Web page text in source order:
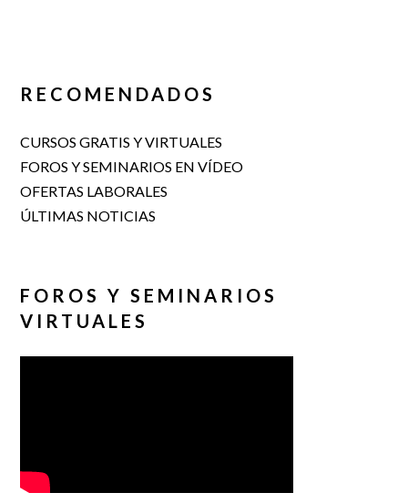
RECOMENDADOS
CURSOS GRATIS Y VIRTUALES
FOROS Y SEMINARIOS EN VÍDEO
OFERTAS LABORALES
ÚLTIMAS NOTICIAS
FOROS Y SEMINARIOS
VIRTUALES